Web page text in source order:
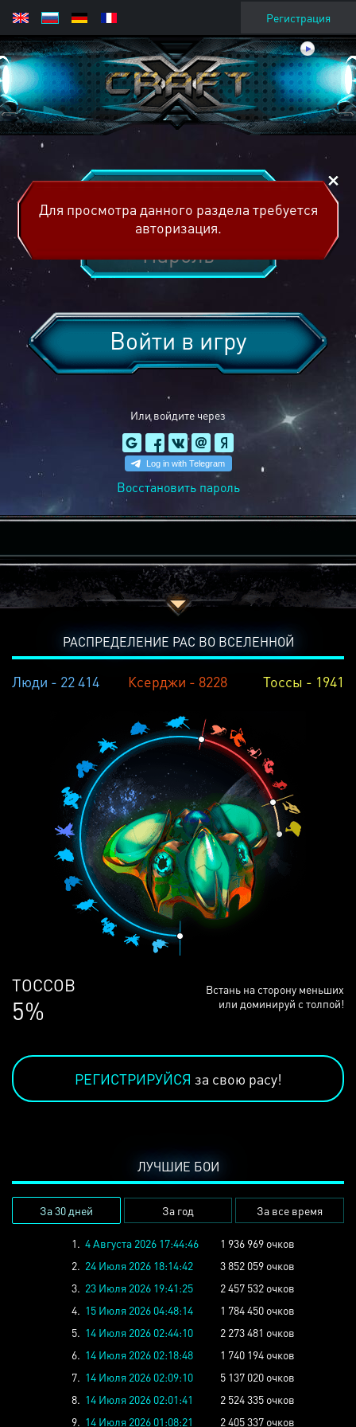
Регистрация
Или войдите через
Войти в игру
Восстановить пароль
Для просмотра данного раздела требуется
авторизация.
РАСПРЕДЕЛЕНИЕ РАС ВО ВСЕЛЕННОЙ
Люди - 22 414 Ксерджи - 8228 Тоссы - 1941
ЛЮДЕЙ
68%
Встань на сторону меньших
или доминируй с толпой!
РЕГИСТРИРУЙСЯ за свою расу!
ЛУЧШИЕ БОИ
За 30 дней За год За все время
1. 4 Августа 2026 17:44:46
1 936 969 очков
2. 24 Июля 2026 18:14:42
3 852 059 очков
3. 23 Июля 2026 19:41:25
2 457 532 очков
4. 15 Июля 2026 04:48:14
1 784 450 очков
5. 14 Июля 2026 02:44:10
2 273 481 очков
6. 14 Июля 2026 02:18:48
1 740 194 очков
7. 14 Июля 2026 02:09:10
5 137 020 очков
8. 14 Июля 2026 02:01:41
2 524 335 очков
9. 14 Июля 2026 01:08:21 2 405 337 очков